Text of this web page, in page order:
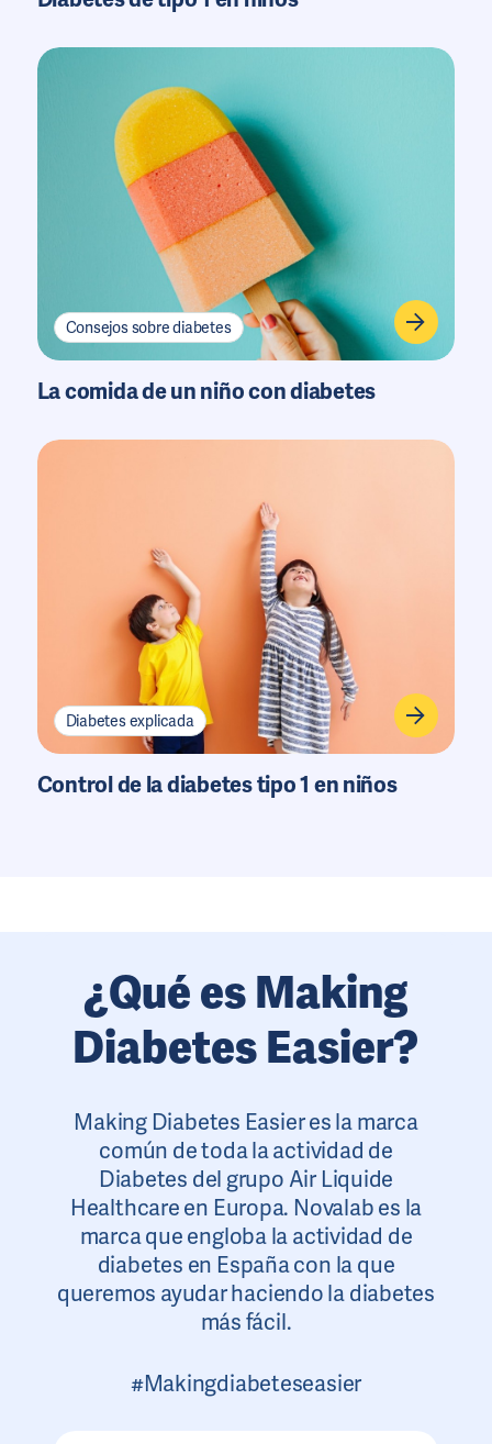
Consejos sobre diabetes
La comida de un niño con diabetes
Diabetes explicada
Control de la diabetes tipo 1 en niños
¿Qué es Making
Diabetes Easier?
Making Diabetes Easier es la marca
común de toda la actividad de
Diabetes del grupo Air Liquide
Healthcare en Europa. Novalab es la
marca que engloba la actividad de
diabetes en España con la que
queremos ayudar haciendo la diabetes
más fácil.
#Makingdiabeteseasier